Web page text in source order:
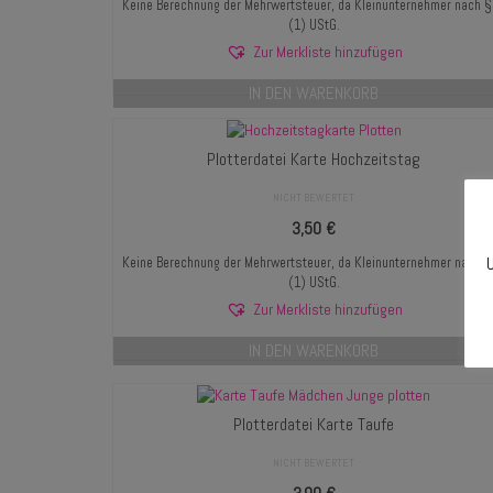
Keine Berechnung der Mehrwertsteuer, da Kleinunternehmer nach
(1) UStG.
Zur Merkliste hinzufügen
IN DEN WARENKORB
Plotterdatei Karte Hochzeitstag
3,50 €
Keine Berechnung der Mehrwertsteuer, da Kleinunternehmer nach
(1) UStG.
Zur Merkliste hinzufügen
IN DEN WARENKORB
Plotterdatei Karte Taufe